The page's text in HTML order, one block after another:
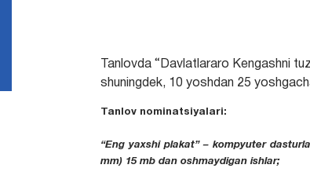
Tanlovda “Davlatlararo Kengashni
shuningdek, 10 yoshdan 25
Tanlov nominatsiyalari:
“Eng yaxshi plakat” – kompyuter
mm) 15 mb dan oshmaydigan ishlar;